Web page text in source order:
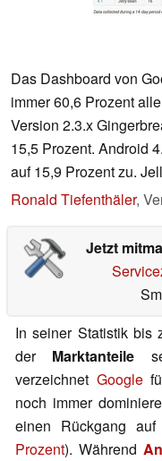
Das Dashboard von
immer 60,6 Prozent
Version 2.3.x
15,5 Prozent. Android
auf 15,9 Prozent zu.
Ronald Tiefenthäler,
Jetzt
In seiner Statistik bis
der Marktanteile
verzeichnet Google
noch immer
einen Rückgang auf
Prozent). Während